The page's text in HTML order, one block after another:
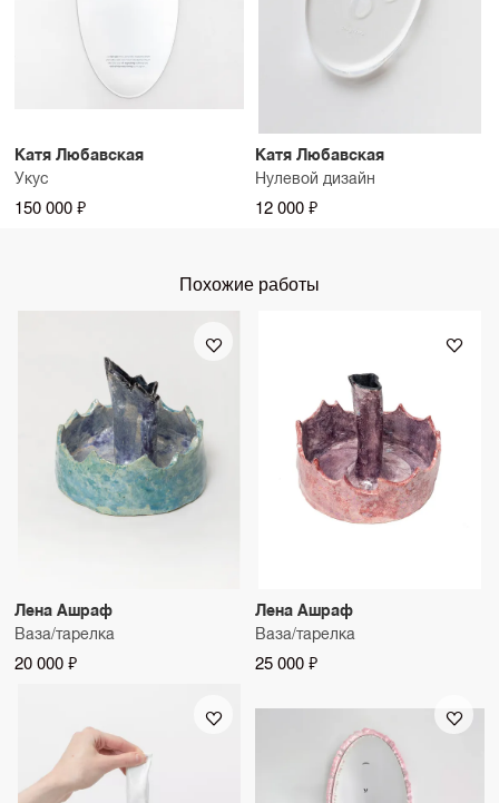
Катя Любавская
Укус
150 000 ₽
Катя Любавская
Нулевой дизайн
12 000 ₽
Похожие работы
Лена Ашраф
Ваза/тарелка
20 000 ₽
Лена Ашраф
Ваза/тарелка
25 000 ₽